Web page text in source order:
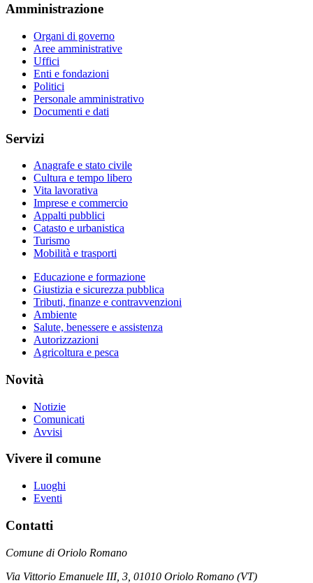
Amministrazione
Organi di governo
Aree amministrative
Uffici
Enti e fondazioni
Politici
Personale amministrativo
Documenti e dati
Servizi
Anagrafe e stato civile
Cultura e tempo libero
Vita lavorativa
Imprese e commercio
Appalti pubblici
Catasto e urbanistica
Turismo
Mobilità e trasporti
Educazione e formazione
Giustizia e sicurezza pubblica
Tributi, finanze e contravvenzioni
Ambiente
Salute, benessere e assistenza
Autorizzazioni
Agricoltura e pesca
Novità
Notizie
Comunicati
Avvisi
Vivere il comune
Luoghi
Eventi
Contatti
Comune di Oriolo Romano
Via Vittorio Emanuele III, 3, 01010 Oriolo Romano (VT)